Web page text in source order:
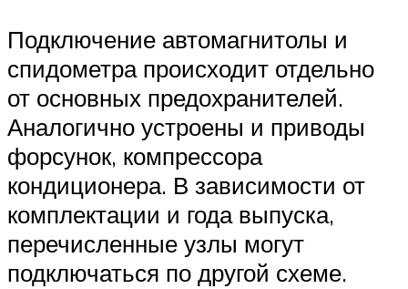
Подключение автомагнитолы и
спидометра происходит отдельно
от основных предохранителей.
Аналогично устроены и приводы
форсунок, компрессора
кондиционера. В зависимости от
комплектации и года выпуска,
перечисленные узлы могут
подключаться по другой схеме.